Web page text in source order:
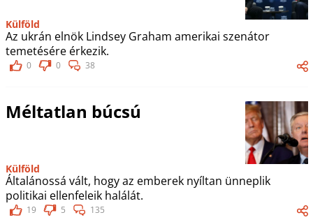
Külföld
Az ukrán elnök Lindsey Graham amerikai szenátor
temetésére érkezik.
0 0 38
Méltatlan búcsú
Külföld
Általánossá vált, hogy az emberek nyíltan ünneplik
politikai ellenfeleik halálát.
19 5 135